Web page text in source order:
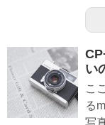
い
こ
る
写